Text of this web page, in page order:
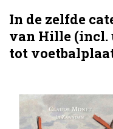
In de zelfde
van Hille (incl.
tot